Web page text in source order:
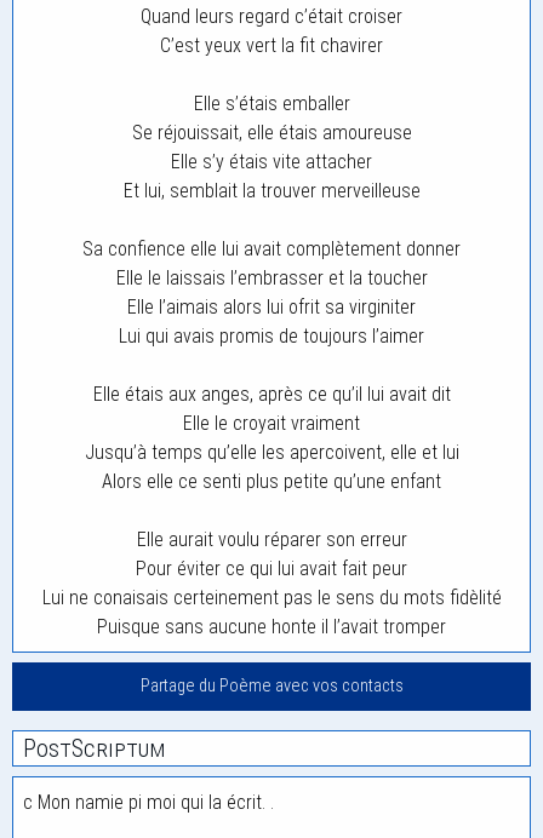
Quand leurs regard c’était croiser
C’est yeux vert la fit chavirer
Elle s’étais emballer
Se réjouissait, elle étais amoureuse
Elle s’y étais vite attacher
Et lui, semblait la trouver merveilleuse
Sa confience elle lui avait complètement donner
Elle le laissais l’embrasser et la toucher
Elle l’aimais alors lui ofrit sa virginiter
Lui qui avais promis de toujours l’aimer
Elle étais aux anges, après ce qu’il lui avait dit
Elle le croyait vraiment
Jusqu’à temps qu’elle les apercoivent, elle et lui
Alors elle ce senti plus petite qu’une enfant
Elle aurait voulu réparer son erreur
Pour éviter ce qui lui avait fait peur
Lui ne conaisais certeinement pas le sens du mots fidèlité
Puisque sans aucune honte il l’avait tromper
Partage du Poème avec vos contacts
PostScriptum
c Mon namie pi moi qui la écrit. .